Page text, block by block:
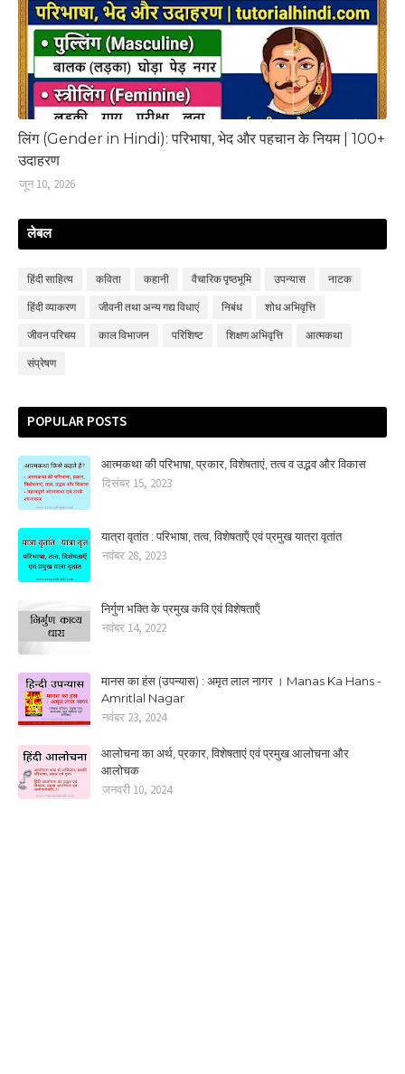
लिंग (Gender in Hindi): परिभाषा, भेद और पहचान के नियम | 100+
उदाहरण
जून 10, 2026
लेबल
हिंदी साहित्‍य कविता कहानी वैचारिक पृष्ठभूमि उपन्‍यास नाटक
हिंदी व्‍याकरण जीवनी तथा अन्य गद्य विधाएं निबंध शोध अभिवृत्ति
जीवन परिचय काल विभाजन परिशिष्‍ट शिक्षण अभिवृत्ति आत्मकथा
संप्रेषण
POPULAR POSTS
आत्मकथा की परिभाषा, प्रकार, विशेषताएं, तत्‍व व उद्भव और विकास
दिसंबर 15, 2023
यात्रा वृतांत : परिभाषा, तत्‍व, विशेषताऍं एवं प्रमुख यात्रा वृतांत
नवंबर 28, 2023
निर्गुण भक्ति के प्रमुख कवि एवं विशेषताऍं
नवंबर 14, 2022
मानस का हंस (उपन्यास) : अमृत लाल नागर । Manas Ka Hans -
Amritlal Nagar
नवंबर 23, 2024
आलोचना का अर्थ, प्रकार, विशेषताएं एवं प्रमुख आलोचना और
आलोचक
जनवरी 10, 2024